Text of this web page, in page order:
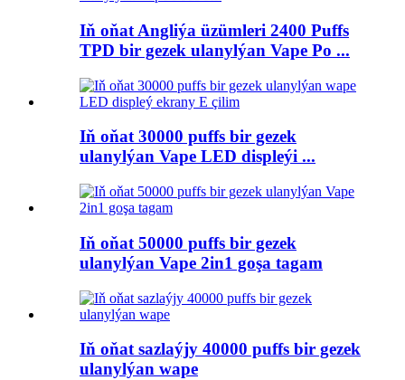
Iň oňat Angliýa üzümleri 2400 Puffs
TPD bir gezek ulanylýan Vape Po ...
Iň oňat 30000 puffs bir gezek
ulanylýan Vape LED displeýi ...
Iň oňat 50000 puffs bir gezek
ulanylýan Vape 2in1 goşa tagam
Iň oňat sazlaýjy 40000 puffs bir gezek
ulanylýan wape